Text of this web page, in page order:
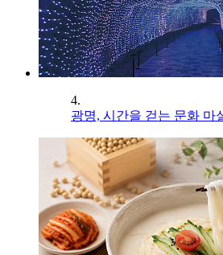
4.
광명, 시간을 걷는 문화 마